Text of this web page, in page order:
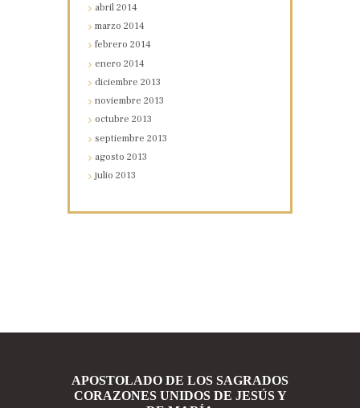
abril2014
marzo2014
febrero2014
enero2014
diciembre2013
noviembre2013
octubre2013
septiembre2013
agosto2013
julio2013
APOSTOLADO DE LOS SAGRADOS
CORAZONES UNIDOS DE JESÚS Y